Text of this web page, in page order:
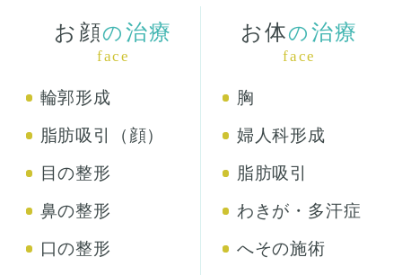
お顔の 治療
face
輪郭形成
脂肪吸引（顔）
目の整形
鼻の整形
口の整形
お体の 治療
face
胸
婦人科形成
脂肪吸引
わきが・多汗症
へその施術